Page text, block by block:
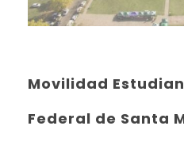
Movilidad
Federal de Santa